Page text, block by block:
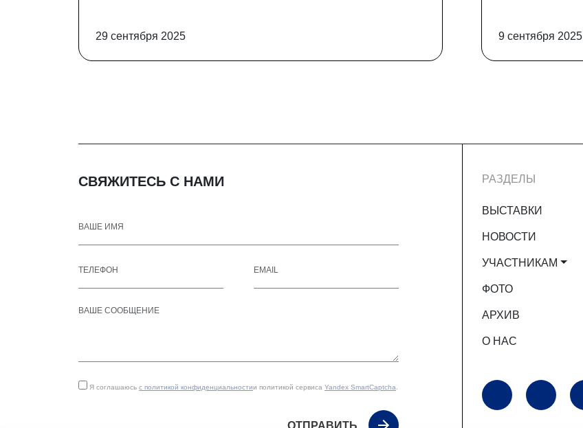
29 сентября 2025 9 сентября 2025
СВЯЖИТЕСЬ С НАМИ
Я соглашаюсь с политикой конфиденциальностии политикой сервиса Yandex SmartCaptcha
ОТПРАВИТЬ
РАЗДЕЛЫ
ВЫСТАВКИ
НОВОСТИ
УЧАСТНИКАМ
ФОТО
АРХИВ
О НАС